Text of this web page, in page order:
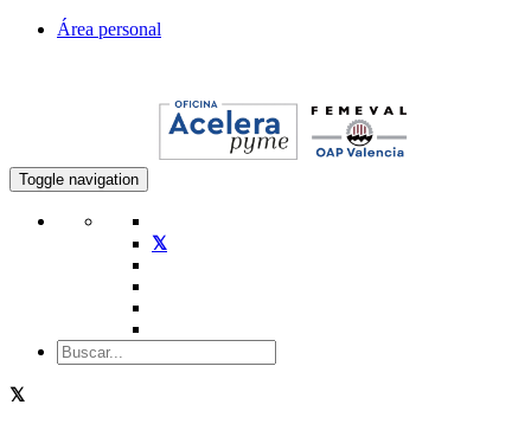
Área personal
Toggle navigation